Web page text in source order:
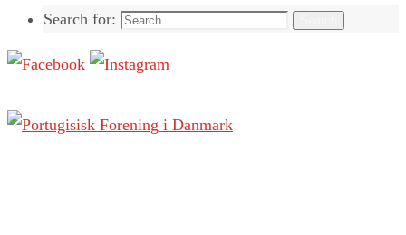
Search for: